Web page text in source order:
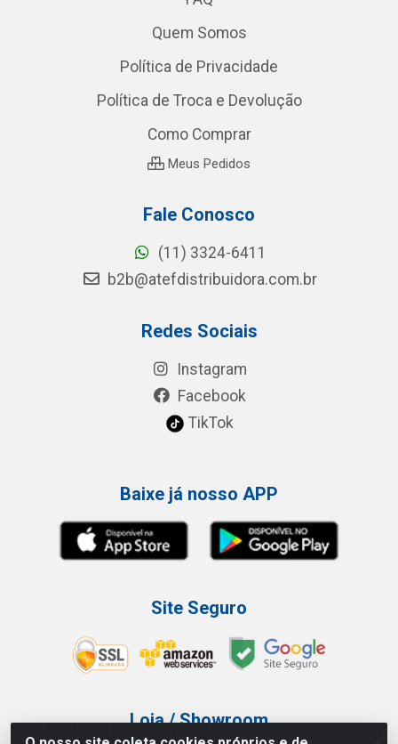
Quem Somos
Política de Privacidade
Política de Troca e Devolução
Como Comprar
Meus Pedidos
Fale Conosco
(11) 3324-6411
b2b@atefdistribuidora.com.br
Redes Sociais
Instagram
Facebook
TikTok
Baixe já nosso APP
Site Seguro
Loja / Showroom